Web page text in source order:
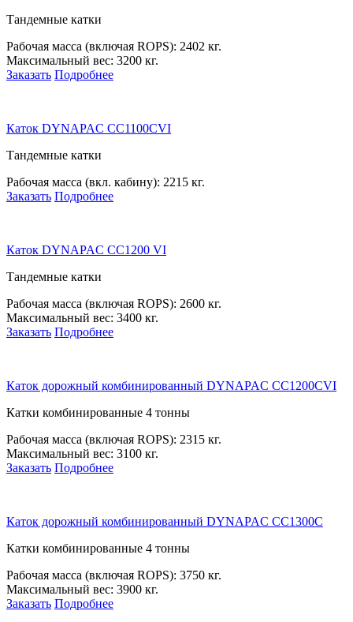
Тандемные катки
Рабочая масса (включая ROPS): 2402 кг.
Максимальный вес: 3200 кг.
Заказать Подробнее
Каток DYNAPAC CC1100CVI
Тандемные катки
Рабочая масса (вкл. кабину): 2215 кг.
Заказать Подробнее
Каток DYNAPAC CC1200 VI
Тандемные катки
Рабочая масса (включая ROPS): 2600 кг.
Максимальный вес: 3400 кг.
Заказать Подробнее
Каток дорожный комбинированный DYNAPAC CC1200CVI
Катки комбинированные 4 тонны
Рабочая масса (включая ROPS): 2315 кг.
Максимальный вес: 3100 кг.
Заказать Подробнее
Каток дорожный комбинированный DYNAPAC CC1300C
Катки комбинированные 4 тонны
Рабочая масса (включая ROPS): 3750 кг.
Максимальный вес: 3900 кг.
Заказать Подробнее